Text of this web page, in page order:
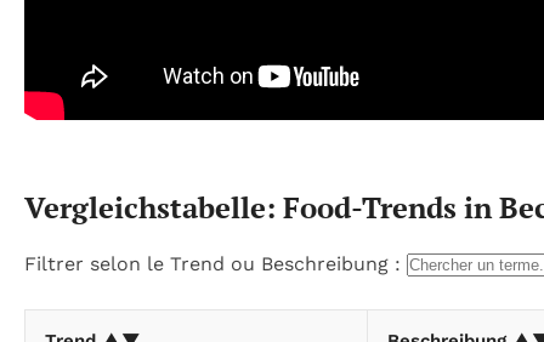
Vergleichstabelle: Food-Trends in
Filtrer selon le Trend ou Beschreibung :